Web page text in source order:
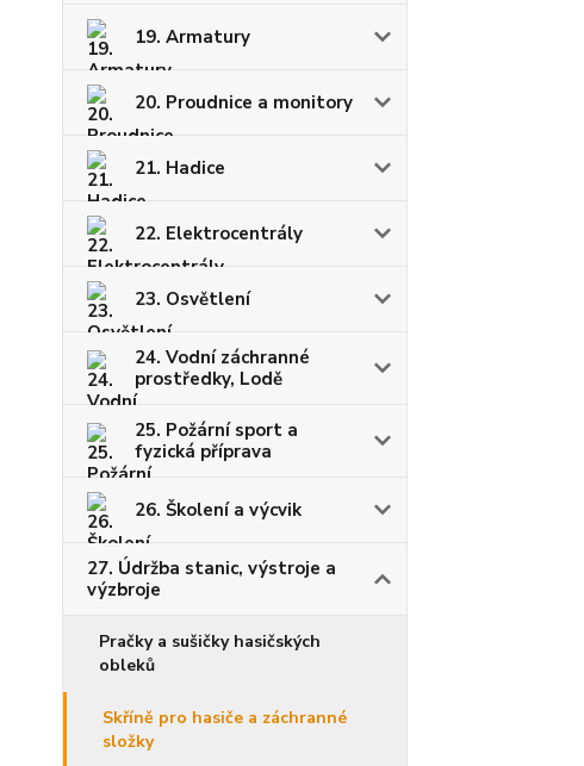
19. Armatury
20. Proudnice a monitory
21. Hadice
22. Elektrocentrály
23. Osvětlení
24. Vodní záchranné
prostředky, Lodě
25. Požární sport a
fyzická příprava
26. Školení a výcvik
27. Údržba stanic, výstroje a
výzbroje
Pračky a sušičky hasičských
obleků
Skříně pro hasiče a záchranné
složky